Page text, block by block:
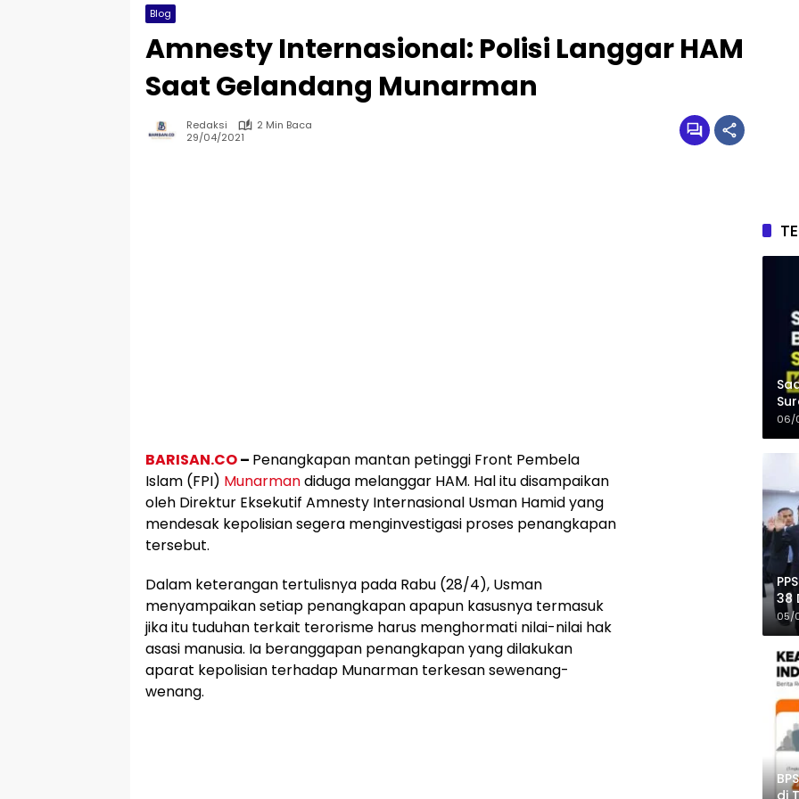
Blog
Amnesty Internasional: Polisi Langgar HAM
Saat Gelandang Munarman
Redaksi
2 Min Baca
29/04/2021
BARISAN.CO– Penangkapan mantan petinggi Front Pembela
Islam (FPI) Munarmandiduga melanggar HAM. Hal itu disampaikan
oleh Direktur Eksekutif Amnesty Internasional Usman Hamid yang
mendesak kepolisian segera menginvestigasi proses penangkapan
tersebut.
Dalam keterangan tertulisnya pada Rabu (28/4), Usman
menyampaikan setiap penangkapan apapun kasusnya termasuk
jika itu tuduhan terkait terorisme harus menghormati nilai-nilai hak
asasi manusia. Ia beranggapan penangkapan yang dilakukan
aparat kepolisian terhadap Munarman terkesan sewenang-
wenang.
06/
38
05/
di